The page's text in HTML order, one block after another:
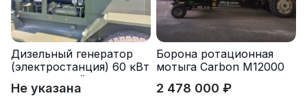
Дизельный генератор
(электростанция) 60 кВт
-автономный источник
электроэнергии
Не указана
Борона ротационная
мотыга Carbon М12000
2 478 000 ₽